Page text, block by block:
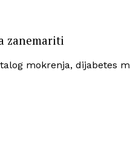
zanemariti
mokrenja, dijabetes